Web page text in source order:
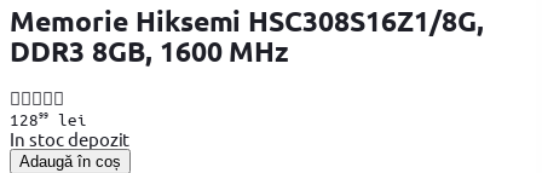
Memorie Hiksemi HSC308S16Z1/8G,
DDR3 8GB, 1600 MHz
12899lei
In stoc depozit
Adaugă în coș